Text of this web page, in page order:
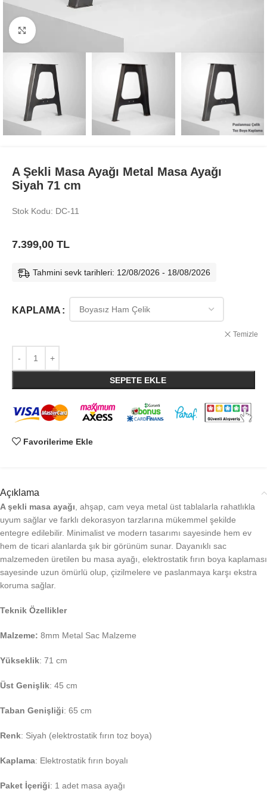
Büyüt
A Şekli Masa Ayağı Metal Masa Ayağı
Siyah 71 cm
Stok Kodu: DC-11
7.399,00 TL
Tahmini sevk tarihleri: 12/08/2026 - 18/08/2026
KAPLAMA
Temizle
SEPETE EKLE
Favorilerime Ekle
Açıklama
A şekli masa ayağı, ahşap, cam veya metal üst tablalarla rahatlıkla
uyum sağlar ve farklı dekorasyon tarzlarına mükemmel şekilde
entegre edilebilir. Minimalist ve modern tasarımı sayesinde hem ev
hem de ticari alanlarda şık bir görünüm sunar. Dayanıklı sac
malzemeden üretilen bu masa ayağı, elektrostatik fırın boya kaplaması
sayesinde uzun ömürlü olup, çizilmelere ve paslanmaya karşı ekstra
koruma sağlar.
Teknik Özellikler
Malzeme: 8mm Metal Sac Malzeme
Yükseklik: 71 cm
Üst Genişlik: 45 cm
Taban Genişliği: 65 cm
Renk: Siyah (elektrostatik fırın toz boya)
Kaplama: Elektrostatik fırın boyalı
Paket İçeriği: 1 adet masa ayağı